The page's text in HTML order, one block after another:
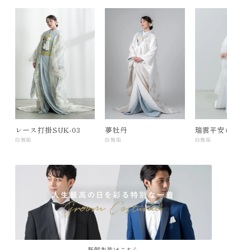
レース打掛SUK-03
白無垢
夢牡丹
白無垢
瑞雲平安
白無垢